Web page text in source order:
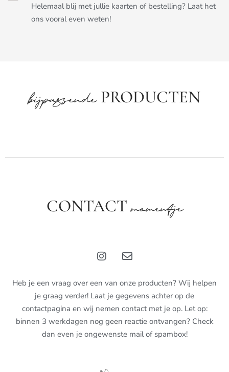
Helemaal blij met jullie kaarten of bestelling? Laat het
ons vooral even weten!
bijpassendePRODUCTEN
CONTACTmomentje
Heb je een vraag over een van onze producten? Wij helpen
je graag verder! Laat je gegevens achter op de
contactpagina en wij nemen contact met je op. Let op:
binnen 3 werkdagen nog geen reactie ontvangen? Check
dan even je ongewenste mail of spambox!